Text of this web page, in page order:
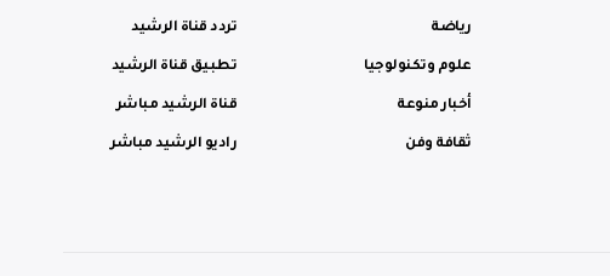
رياضة
علوم وتكنولوجيا
أخبار منوعة
ثقافة وفن
تردد قناة الرشيد
تطبيق قناة الرشيد
قناة الرشيد مباشر
راديو الرشيد مباشر